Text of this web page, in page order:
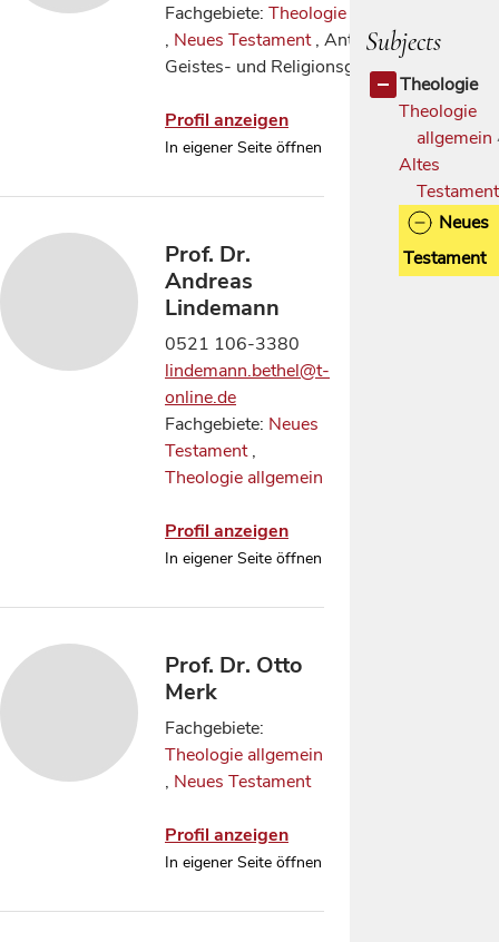
Fachgebiete: Theologie allgemein
, Neues Testament, Antike
Geistes- und Religionsgeschichte
Profil anzeigen
In eigener Seite öffnen
Prof. Dr.
Andreas
Lindemann
0521 106-3380
lindemann.bethel@t-
online.de
Fachgebiete: Neues
Testament,
Theologie allgemein
Profil anzeigen
In eigener Seite öffnen
Prof. Dr. Otto
Merk
Fachgebiete:
Theologie allgemein
, Neues Testament
Profil anzeigen
In eigener Seite öffnen
Subjects
Theologie
Theologie
allgemein
Altes
Neues
Testament